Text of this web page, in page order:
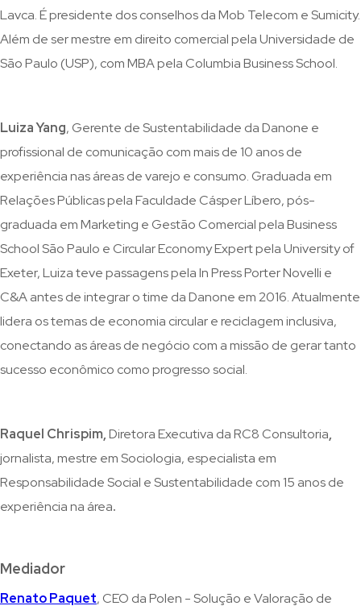
Lavca. É presidente dos conselhos da Mob Telecom e Sumicity.
Além de ser mestre em direito comercial pela Universidade de
São Paulo (USP), com MBA pela Columbia Business School.
Luiza Yang, Gerente de Sustentabilidade da Danone e
profissional de comunicação com mais de 10 anos de
experiência nas áreas de varejo e consumo. Graduada em
Relações Públicas pela Faculdade Cásper Líbero, pós-
graduada em Marketing e Gestão Comercial pela Business
School São Paulo e Circular Economy Expert pela University of
Exeter, Luiza teve passagens pela In Press Porter Novelli e
C&A antes de integrar o time da Danone em 2016. Atualmente
lidera os temas de economia circular e reciclagem inclusiva,
conectando as áreas de negócio com a missão de gerar tanto
sucesso econômico como progresso social.
Raquel Chrispim,Diretora Executiva da RC8 Consultoria,
jornalista, mestre em Sociologia, especialista em
Responsabilidade Social e Sustentabilidade com 15 anos de
experiência na área.
Mediador
Renato Paquet, CEO da Polen - Solução e Valoração de